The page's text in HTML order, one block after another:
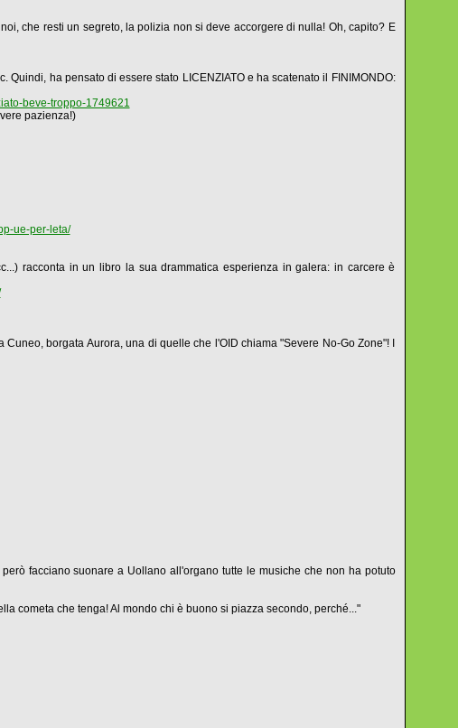
che resti un segreto, la polizia non si deve accorgere di nulla! Oh, capito? E
ha pensato di essere stato LICENZIATO e ha scatenato il FINIMONDO:
beve-troppo-1749621
pazienza!)
ue-per-leta/
racconta in un libro la sua drammatica esperienza in galera: in carcere è
borgata Aurora, una di quelle che l'OID chiama "Severe No-Go Zone"! I
facciano suonare a Uollano all'organo tutte le musiche che non ha potuto
cometa che tenga! Al mondo chi è buono si piazza secondo, perché..."